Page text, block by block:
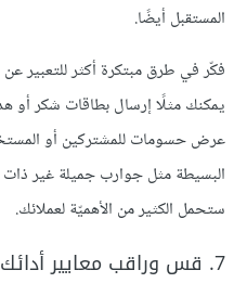
المستقبل أيضًا.
فكّر في طرق مبتكرة أكثر للتعبير
يمكنك مثلًا إرسال بطاقات شكر أو
عرض حسومات للمشتركين أو
البسيطة مثل جوارب جميلة غير ذات
ستحمل الكثير من الأهميّة لعملائك.
7. قس وراقب معايير أدائك